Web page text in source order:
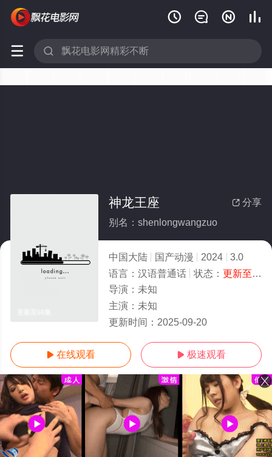
   
 
 分享
神龙王座
别名：shenlongwangzuo
中国大陆 国产动漫 2024
3.0
语言： 汉语普通话 状态： 更新至66集
导演： 未知
主演： 未知
更新时间： 2025-09-20
 在线观看  极速观看